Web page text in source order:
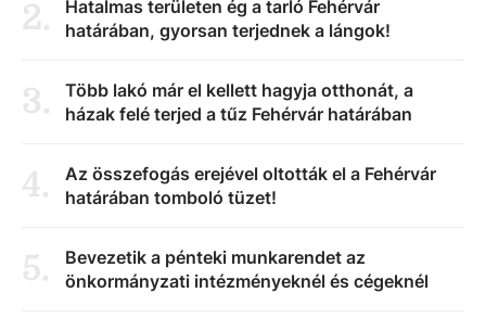
2.
Hatalmas területen ég a tarló Fehérvár
határában, gyorsan terjednek a lángok!
3.
Több lakó már el kellett hagyja otthonát, a
házak felé terjed a tűz Fehérvár határában
4.
Az összefogás erejével oltották el a Fehérvár
határában tomboló tüzet!
5.
Bevezetik a pénteki munkarendet az
önkormányzati intézményeknél és cégeknél